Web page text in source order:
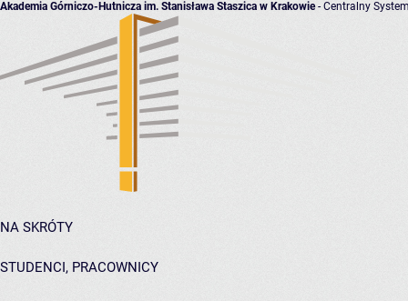
Akademia Górniczo-Hutnicza im. Stanisława Staszica w Krakowie- Centralny
NA SKRÓTY
STUDENCI, PRACOWNICY